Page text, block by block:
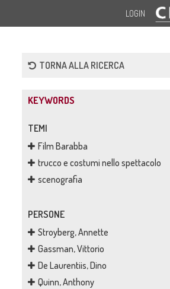
LOGIN
TORNA ALLA RICERCA
KEYWORDS
TEMI
Film Barabba
trucco e costumi nello spettacolo
scenografia
PERSONE
Stroyberg, Annette
Gassman, Vittorio
De Laurentiis, Dino
Quinn, Anthony